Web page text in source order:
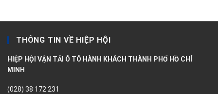
THÔNG TIN VỀ HIỆP HỘI
HIỆP HỘI VẬN TẢI Ô TÔ HÀNH KHÁCH THÀNH PHỐ HỒ CHÍ
MINH
(028) 38 172 231